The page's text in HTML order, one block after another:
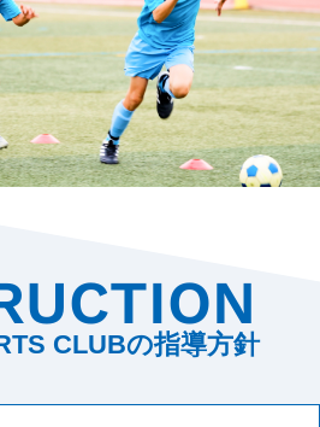
CLUBの指導方針